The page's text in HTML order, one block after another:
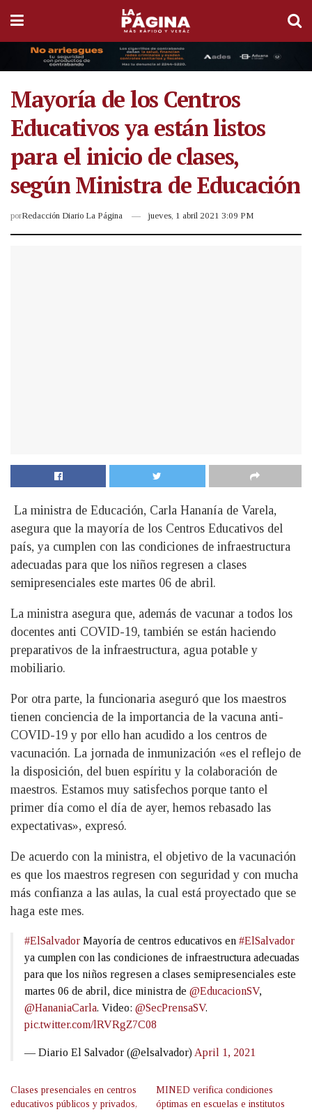
Mayoría de los Centros
Educativos ya están listos
para el inicio de clases,
según Ministra de Educación
porRedacción Diario La Página jueves, 1 abril 2021 3:09 PM
La ministra de Educación, Carla Hananía de Varela,
asegura que la mayoría de los Centros Educativos del
país, ya cumplen con las condiciones de infraestructura
adecuadas para que los niños regresen a clases
semipresenciales este martes 06 de abril.
La ministra asegura que, además de vacunar a todos los
docentes anti COVID-19, también se están haciendo
preparativos de la infraestructura, agua potable y
mobiliario.
Por otra parte, la funcionaria aseguró que los maestros
tienen conciencia de la importancia de la vacuna anti-
COVID-19 y por ello han acudido a los centros de
vacunación. La jornada de inmunización «es el reflejo de
la disposición, del buen espíritu y la colaboración de
maestros. Estamos muy satisfechos porque tanto el
primer día como el día de ayer, hemos rebasado las
expectativas», expresó.
De acuerdo con la ministra, el objetivo de la vacunación
es que los maestros regresen con seguridad y con mucha
más confianza a las aulas, la cual está proyectado que se
haga este mes.
#ElSalvador Mayoría de centros educativos en #ElSalvador
ya cumplen con las condiciones de infraestructura adecuadas
para que los niños regresen a clases semipresenciales este
martes 06 de abril, dice ministra de @EducacionSV,
@HananiaCarla. Video: @SecPrensaSV.
pic.twitter.com/lRVRgZ7C08
— Diario El Salvador (@elsalvador) April 1, 2021
Clases presenciales en centros
educativos públicos y privados,
MINED verifica condiciones
óptimas en escuelas e institutos